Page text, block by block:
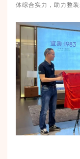
体综合实力，助力整